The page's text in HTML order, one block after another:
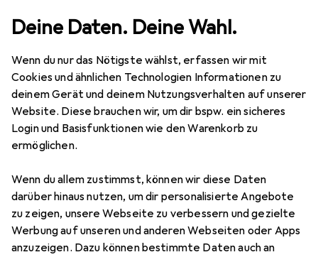
Deine Daten. Deine Wahl.
Wenn du nur das Nötigste wählst, erfassen wir mit
Cookies und ähnlichen Technologien Informationen zu
deinem Gerät und deinem Nutzungsverhalten auf unserer
Website. Diese brauchen wir, um dir bspw. ein sicheres
Login und Basisfunktionen wie den Warenkorb zu
ermöglichen.
Wenn du allem zustimmst, können wir diese Daten
darüber hinaus nutzen, um dir personalisierte Angebote
zu zeigen, unsere Webseite zu verbessern und gezielte
Werbung auf unseren und anderen Webseiten oder Apps
anzuzeigen. Dazu können bestimmte Daten auch an
Stimmungsbeleuchtung LED Streifen Eurolite Rubberlight
4 Bilder
EuroliteRubberlight
Preis in EUR inkl. MwSt.
EUR
103,90
Schneller lieferbar
Angebot für
EUR
123,31